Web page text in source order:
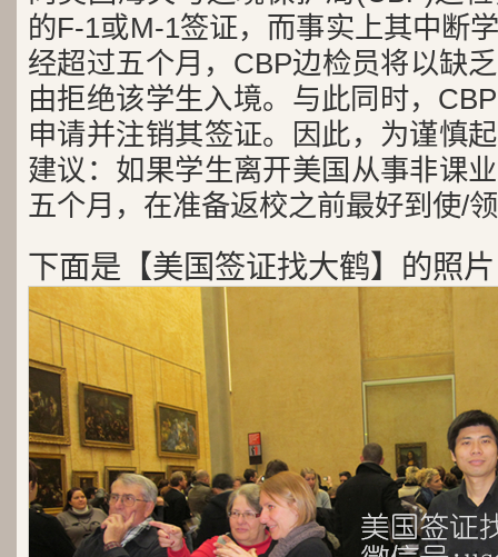
的F-1或M-1签证，而事实上其中断
经超过五个月，CBP边检员将以缺
由拒绝该学生入境。与此同时，
申请并注销其签证。因此，为谨慎
建议：如果学生离开美国从事非课
五个月，在准备返校之前最好到使/
下面是【美国签证找大鹤】的照片